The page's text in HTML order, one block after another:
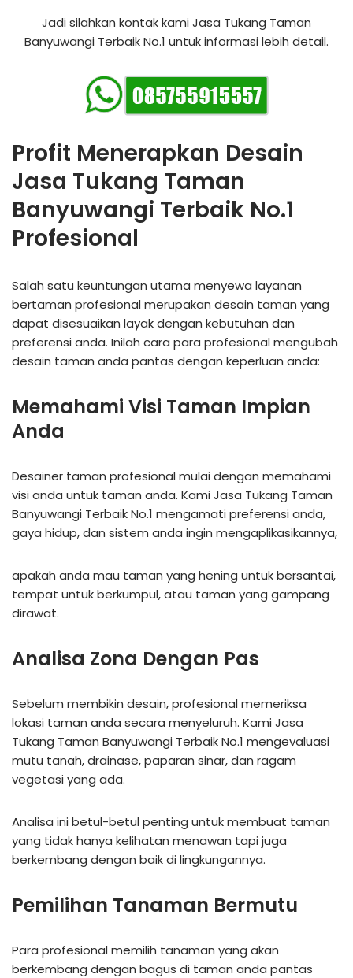
Jadi silahkan kontak kami Jasa Tukang Taman
Banyuwangi Terbaik No.1 untuk informasi lebih detail.
Profit Menerapkan Desain
Jasa Tukang Taman
Banyuwangi Terbaik No.1
Profesional
Salah satu keuntungan utama menyewa layanan
bertaman profesional merupakan desain taman yang
dapat disesuaikan layak dengan kebutuhan dan
preferensi anda. Inilah cara para profesional mengubah
desain taman anda pantas dengan keperluan anda:
Memahami Visi Taman Impian
Anda
Desainer taman profesional mulai dengan memahami
visi anda untuk taman anda. Kami Jasa Tukang Taman
Banyuwangi Terbaik No.1 mengamati preferensi anda,
gaya hidup, dan sistem anda ingin mengaplikasikannya,
apakah anda mau taman yang hening untuk bersantai,
tempat untuk berkumpul, atau taman yang gampang
dirawat.
Analisa Zona Dengan Pas
Sebelum membikin desain, profesional memeriksa
lokasi taman anda secara menyeluruh. Kami Jasa
Tukang Taman Banyuwangi Terbaik No.1 mengevaluasi
mutu tanah, drainase, paparan sinar, dan ragam
vegetasi yang ada.
Analisa ini betul-betul penting untuk membuat taman
yang tidak hanya kelihatan menawan tapi juga
berkembang dengan baik di lingkungannya.
Pemilihan Tanaman Bermutu
Para profesional memilih tanaman yang akan
berkembang dengan bagus di taman anda pantas